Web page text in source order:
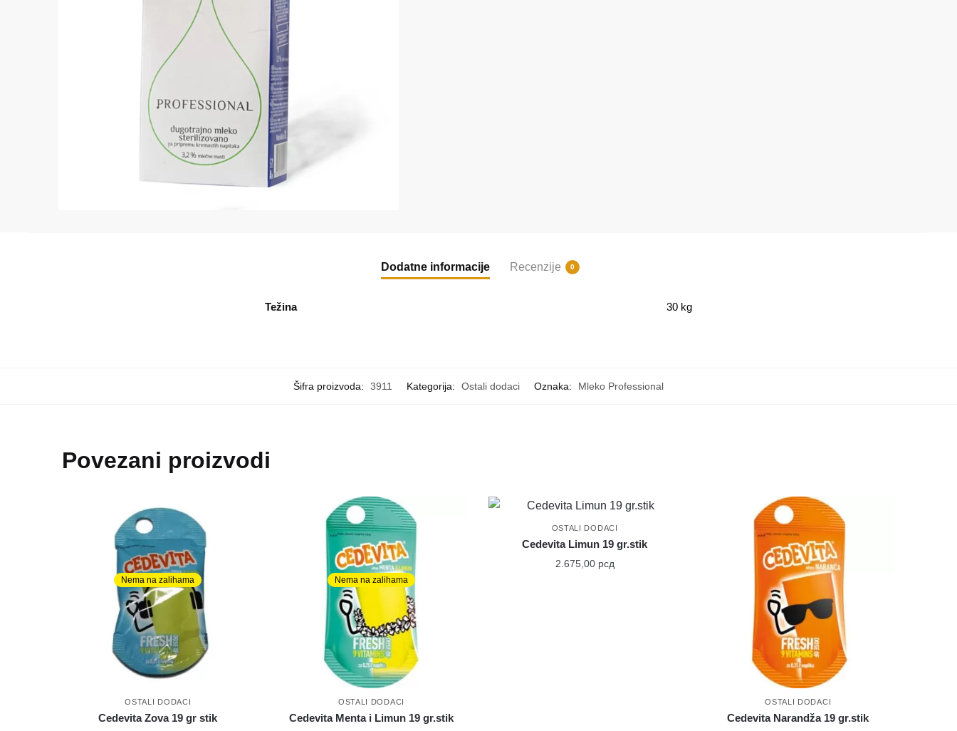
Dodatne informacije Recenzije 0
Težina 30 kg
Šifra proizvoda: 3911 Kategorija: Ostali dodaci Oznaka: Mleko Professional
Povezani proizvodi
Nema na zalihama
OSTALI DODACI
Cedevita Zova 19 gr stik
Nema na zalihama
OSTALI DODACI
Cedevita Menta i Limun 19 gr.stik
OSTALI DODACI
Cedevita Limun 19 gr.stik
2.675,00 рсд
OSTALI DODACI
Cedevita Narandža 19 gr.stik